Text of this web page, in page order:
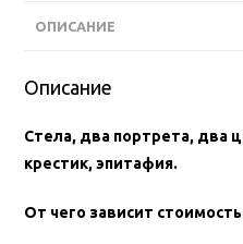
ОПИСАНИЕ
Описание
Стела, два портрета, два
крестик, эпитафия.
От чего зависит